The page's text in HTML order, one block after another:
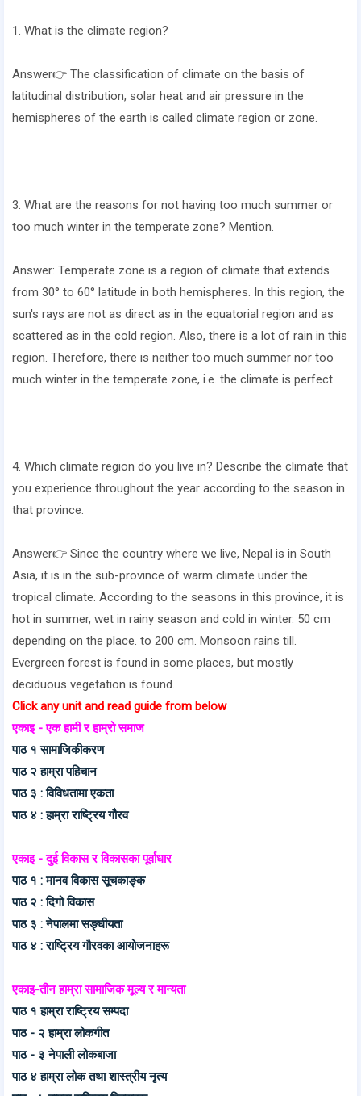
1. What is the climate region?
Answer👉 The classification of climate on the basis of
latitudinal distribution, solar heat and air pressure in the
hemispheres of the earth is called climate region or zone.
3. What are the reasons for not having too much summer or
too much winter in the temperate zone? Mention.
Answer: Temperate zone is a region of climate that extends
from 30° to 60° latitude in both hemispheres. In this region, the
sun's rays are not as direct as in the equatorial region and as
scattered as in the cold region. Also, there is a lot of rain in this
region. Therefore, there is neither too much summer nor too
much winter in the temperate zone, i.e. the climate is perfect.
4. Which climate region do you live in? Describe the climate that
you experience throughout the year according to the season in
that province.
Answer👉 Since the country where we live, Nepal is in South
Asia, it is in the sub-province of warm climate under the
tropical climate. According to the seasons in this province, it is
hot in summer, wet in rainy season and cold in winter. 50 cm
depending on the place. to 200 cm. Monsoon rains till.
Evergreen forest is found in some places, but mostly
deciduous vegetation is found.
Click any unit and read guide from below
एकाइ - एक हामी र हाम्रो समाज
पाठ १ सामाजिकीकरण
पाठ २ हाम्रा पहिचान
पाठ ३ : विविधतामा एकता
पाठ ४ : हाम्रा राष्ट्रिय गौरव
एकाइ - दुई विकास र विकासका पूर्वाधार
पाठ १ : मानव विकास सूचकाङ्क
पाठ २ : दिगो विकास
पाठ ३ : नेपालमा सङ्घीयता
पाठ ४ : राष्ट्रिय गौरवका आयोजनाहरू
एकाइ-तीन हाम्रा सामाजिक मूल्य र मान्यता
पाठ १ हाम्रा राष्ट्रिय सम्पदा
पाठ - २ हाम्रा लोकगीत
पाठ - ३ नेपाली लोकबाजा
पाठ ४ हाम्रा लोक तथा शास्त्रीय नृत्य